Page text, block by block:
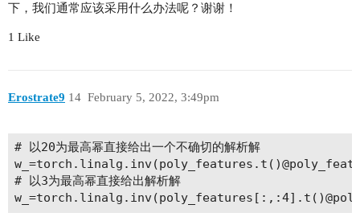
下，我们通常应该采用什么办法呢？谢谢！
1 Like
Erostrate9 February 5, 2022, 3:49pm
14
# 以20为最高幂直接给出一个不确切的解析解
# 以3为最高幂直接给出解析解